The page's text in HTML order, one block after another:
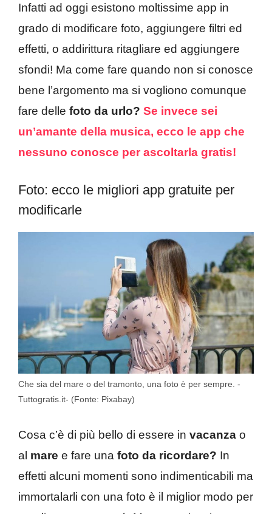
Infatti ad oggi esistono moltissime app in
grado di modificare foto, aggiungere filtri ed
effetti, o addirittura ritagliare ed aggiungere
sfondi! Ma come fare quando non si conosce
bene l’argomento ma si vogliono comunque
fare delle foto da urlo? Se invece sei
un’amante della musica, ecco le app che
nessuno conosce per ascoltarla gratis!
Foto: ecco le migliori app gratuite per
modificarle
Che sia del mare o del tramonto, una foto è per sempre. -
Tuttogratis.it- (Fonte: Pixabay)
Cosa c’è di più bello di essere in vacanza o
al mare e fare una foto da ricordare? In
effetti alcuni momenti sono indimenticabili ma
immortalarli con una foto è il miglior modo per